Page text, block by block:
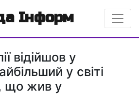
Інформ
відійшов у
у світі
що жив у